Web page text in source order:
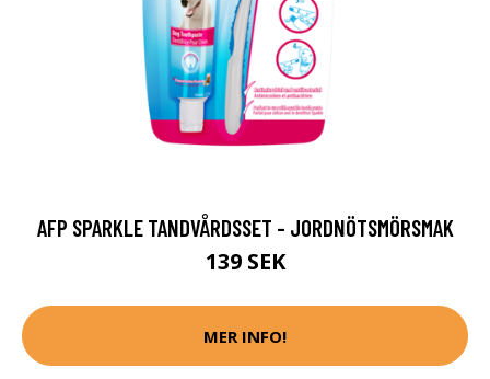
AFP SPARKLE TANDVÅRDSSET - JORDNÖTSMÖRSMAK
139 SEK
MER INFO!